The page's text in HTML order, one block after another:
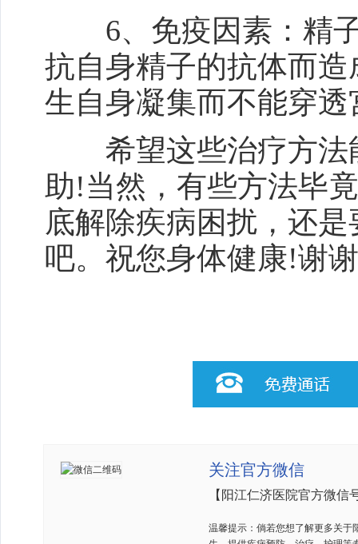
6、免疫因素：精子
抗自身精子的抗体而
生自身凝集而不能穿
希望这些治疗方法
助!当然，有些方法毕
底解除疾病困扰，还
吧。祝您身体健康!谢
关注官方微信
【阳江仁济医院官方微信
温馨提示：倘若您想了解更多关